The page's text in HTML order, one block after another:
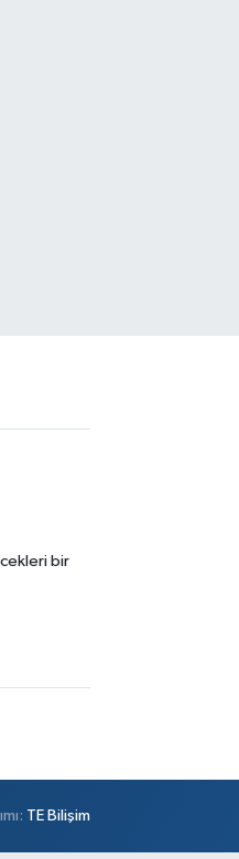
bir
TE Bilişim